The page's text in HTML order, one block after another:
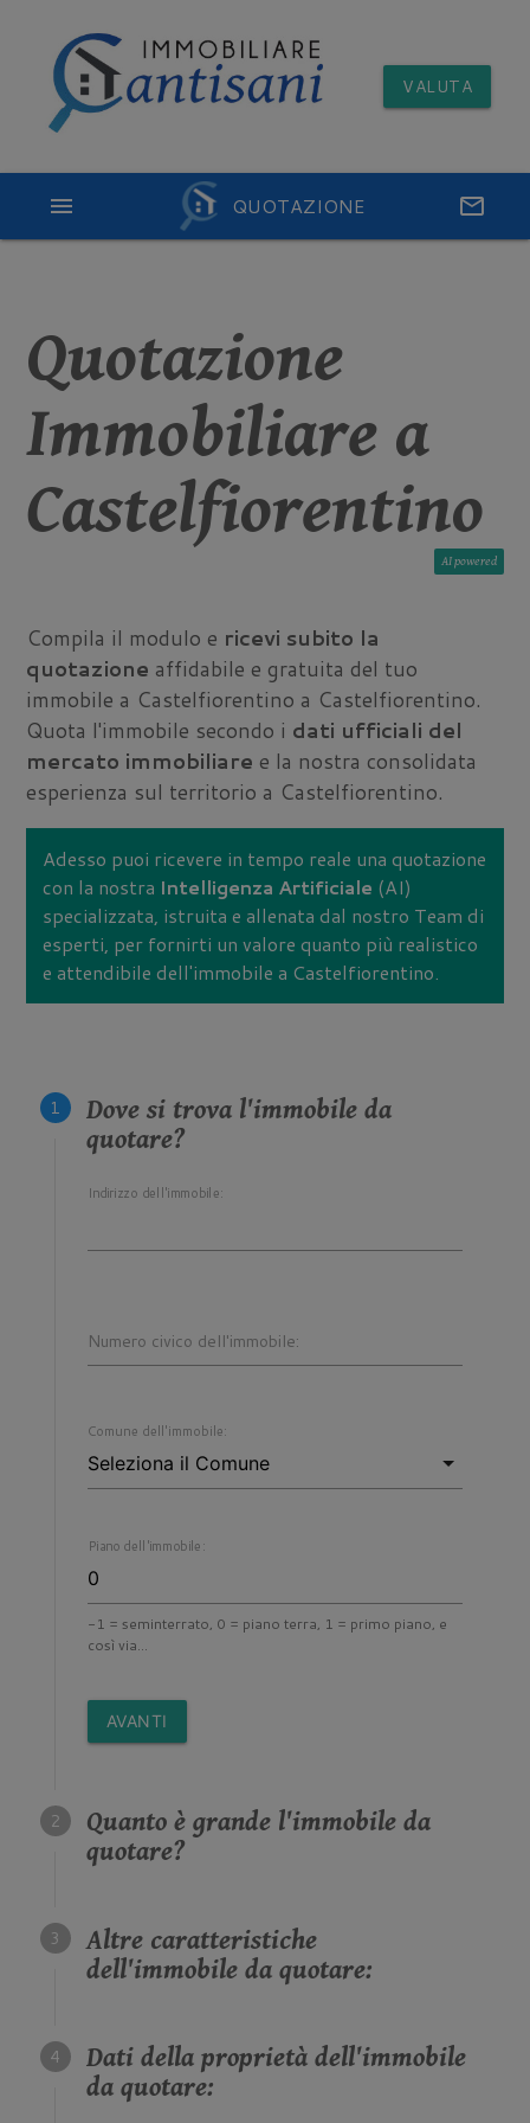
VALUTA
QUOTAZIONE email
menu
Quotazione
Immobiliare a
Castelfiorentino
AI
Compila il modulo e ricevi subito la
quotazione affidabile e gratuita del tuo
immobile a Castelfiorentino a Castelfiorentino.
Quota l'immobile secondo i dati ufficiali del
mercato immobiliare e la nostra consolidata
esperienza sul territorio a Castelfiorentino.
Adesso puoi ricevere in tempo reale una quotazione
con la nostra Intelligenza Artificiale (AI)
specializzata, istruita e allenata dal nostro Team di
esperti, per fornirti un valore quanto più realistico
e attendibile dell'immobile a Castelfiorentino.
Dove si trova l'immobile da
quotare?
Indirizzo dell'immobile:
Numero civico dell'immobile:
Comune dell'immobile:
Piano dell'immobile:
-1 = seminterrato, 0 = piano terra, 1 = primo piano, e
così via...
AVANTI
Quanto è grande l'immobile da
quotare?
Altre caratteristiche
dell'immobile da quotare:
Dati della proprietà dell'immobile
da quotare: